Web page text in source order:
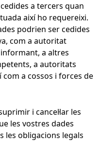
a tercers quan
així ho requereixi.
podrien ser cedides
com a autoritat
a altres
a autoritats
a cossos i forces de
i cancel·lar les
les vostres dades
les obligacions legals